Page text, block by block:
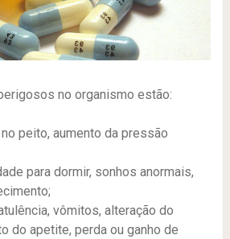
no organismo estão:
peito, aumento da pressão
para dormir, sonhos anormais,
vômitos, alteração do
do apetite, perda ou ganho de